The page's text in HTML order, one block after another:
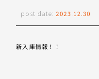
post date: 2023.12.30
新入庫情報！！